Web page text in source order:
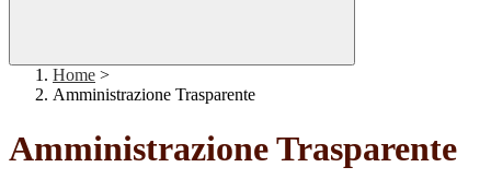
Home >
Amministrazione Trasparente
Amministrazione Trasparente